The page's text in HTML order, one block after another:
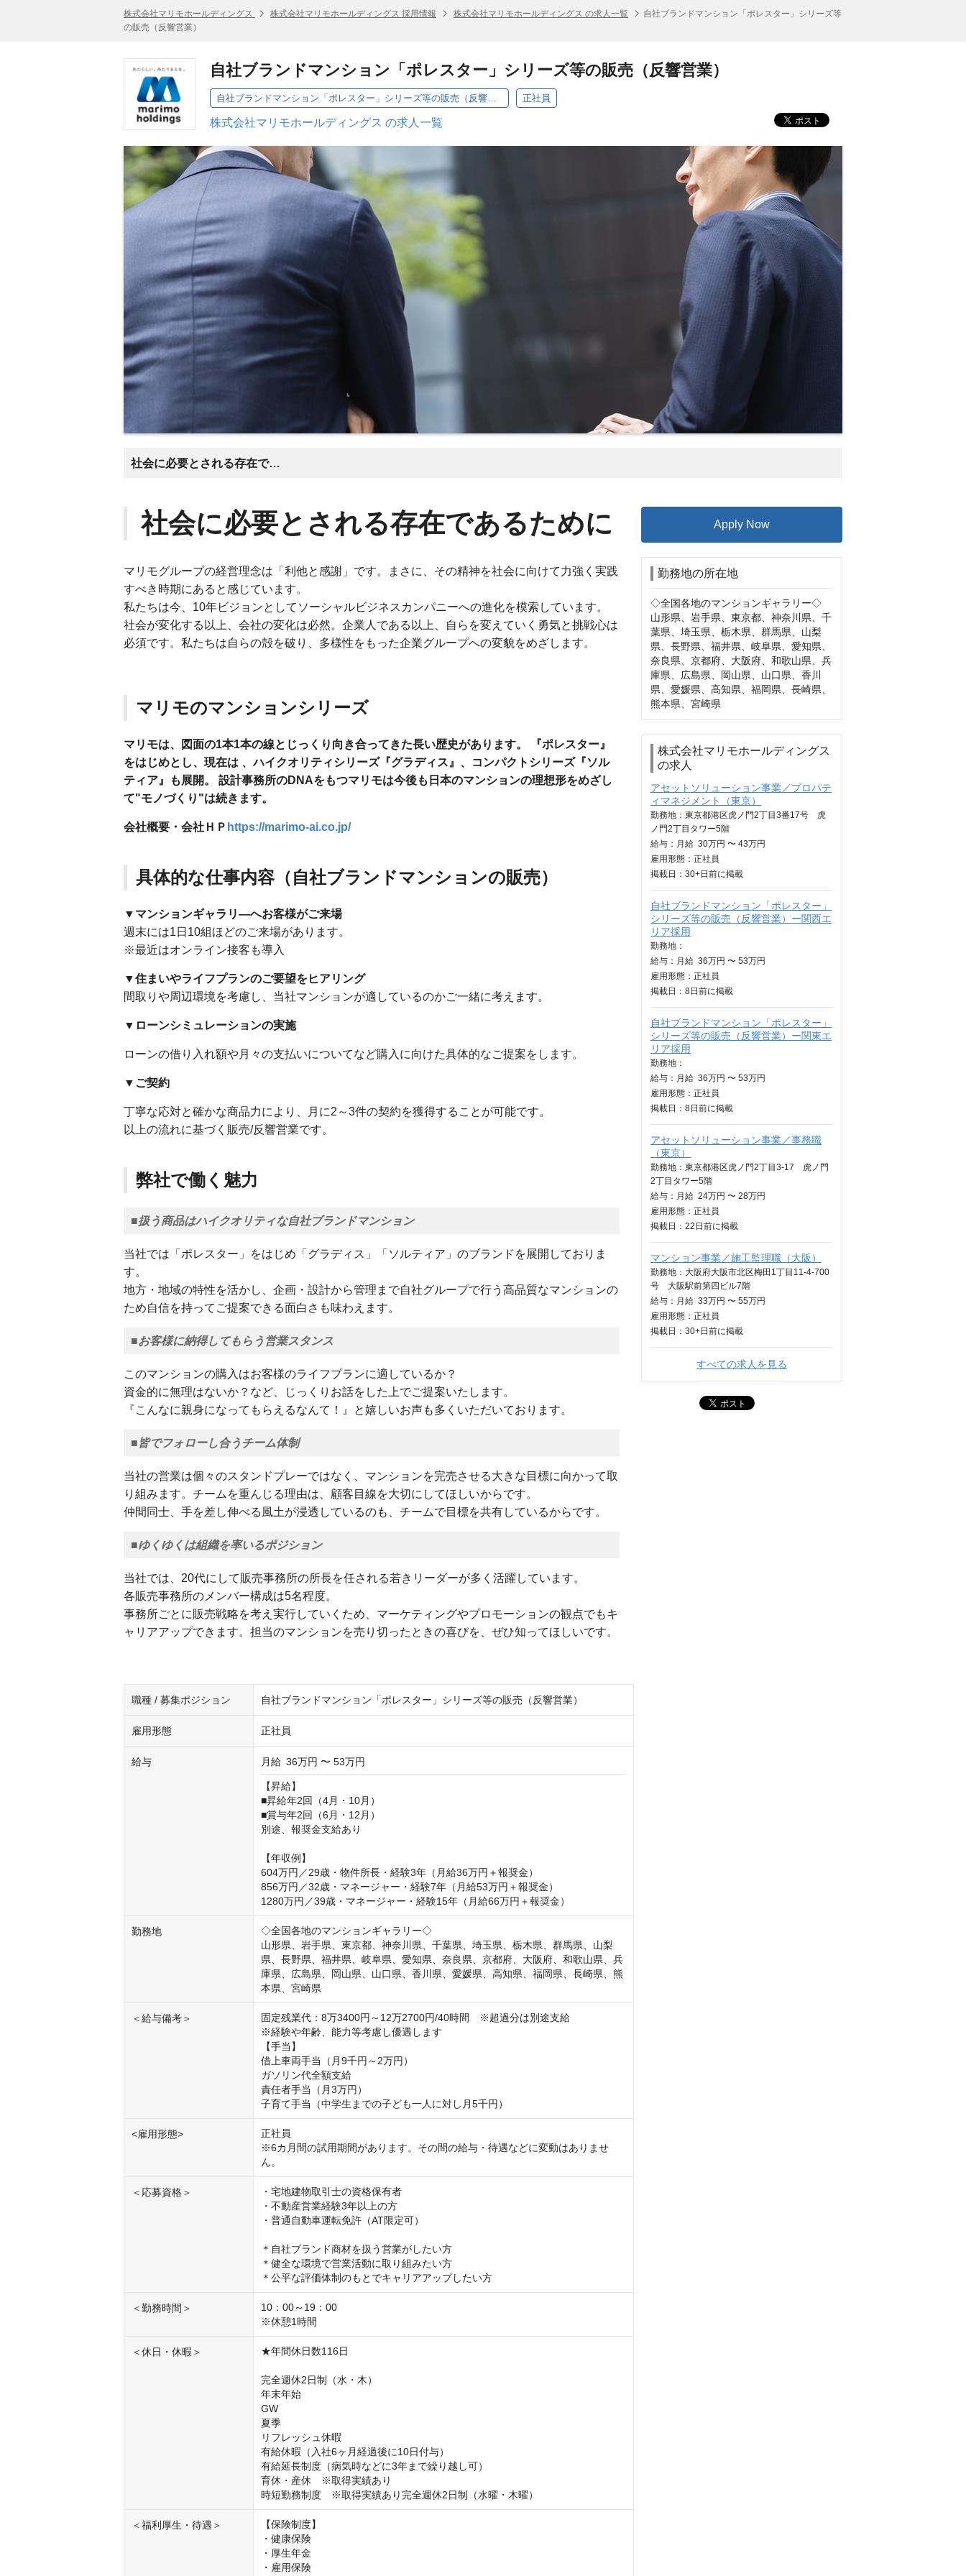
株式会社マリモホールディングス 株式会社マリモホールディングス 採用情報 株式会社マリモホールディングス の求人一覧
自社ブランドマンション「ポレスター」シリーズ等
の販売（反響営業）
自社ブランドマンション「ポレスター」シリーズ等の販売（反響営業）
自社ブランドマンション「ポレスター」シリーズ等の販売（反響営業） 正社員
株式会社マリモホールディングス の求人一覧
社会に必要とされる存在であるために
社会に必要とされる存在であるために
マリモグループの経営理念は「利他と感謝」です。まさに、その精神を社会に向けて力強く実践
すべき時期にあると感じています。
私たちは今、10年ビジョンとしてソーシャルビジネスカンパニーへの進化を模索しています。
社会が変化する以上、会社の変化は必然。企業人である以上、自らを変えていく勇気と挑戦心は
必須です。私たちは自らの殻を破り、多様性をもった企業グループへの変貌をめざします。
マリモのマンションシリーズ
マリモは、図面の1本1本の線とじっくり向き合ってきた長い歴史があります。
『ポレスター』
をはじめとし、現在は 、ハイクオリティシリーズ『グラディス』、コンパクトシリーズ『ソル
ティア』も展開。
設計事務所のDNAをもつマリモは今後も日本のマンションの理想形をめざし
て"モノづくり"は続きます。
会社概要・会社ＨＰ https://marimo-ai.co.jp/
具体的な仕事内容（自社ブランドマンションの販売）
▼マンションギャラリ―へお客様がご来場
週末には1日10組ほどのご来場があります。
※最近はオンライン接客も導入
▼住まいやライフプランのご要望をヒアリング
間取りや周辺環境を考慮し、当社マンションが適しているのかご一緒に考えます。
▼ローンシミュレーションの実施
ローンの借り入れ額や月々の支払いについてなど購入に向けた具体的なご提案をします。
▼ご契約
丁寧な応対と確かな商品力により、月に2～3件の契約を獲得することが可能です。
以上の流れに基づく販売/反響営業です。
弊社で働く魅力
■扱う商品はハイクオリティな自社ブランドマンション
当社では「ポレスター」をはじめ「グラディス」「ソルティア」のブランドを展開しておりま
す。
地方・地域の特性を活かし、企画・設計から管理まで自社グループで行う高品質なマンションの
ため自信を持ってご提案できる面白さも味わえます。
■お客様に納得してもらう営業スタンス
このマンションの購入はお客様のライフプランに適しているか？
資金的に無理はないか？など、じっくりお話をした上でご提案いたします。
『こんなに親身になってもらえるなんて！』と嬉しいお声も多くいただいております。
■皆でフォローし合うチーム体制
当社の営業は個々のスタンドプレーではなく、マンションを完売させる大きな目標に向かって取
り組みます。チームを重んじる理由は、顧客目線を大切にしてほしいからです。
仲間同士、手を差し伸べる風土が浸透しているのも、チームで目標を共有しているからです。
■ゆくゆくは組織を率いるポジション
当社では、20代にして販売事務所の所長を任される若きリーダーが多く活躍しています。
各販売事務所のメンバー構成は5名程度。
事務所ごとに販売戦略を考え実行していくため、マーケティングやプロモーションの観点でもキ
ャリアアップできます。担当のマンションを売り切ったときの喜びを、ぜひ知ってほしいです。
職種 / 募集ポジション 自社ブランドマンション「ポレスター」シリーズ等の販売（反響営業）
雇用形態 正社員
給与 月給 36万円 〜 53万円
【昇給】
■昇給年2回（4月・10月）
■賞与年2回（6月・12月）
別途、報奨金支給あり
【年収例】
604万円／29歳・物件所長・経験3年（月給36万円＋報奨金）
856万円／32歳・マネージャー・経験7年（月給53万円＋報奨金）
1280万円／39歳・マネージャー・経験15年（月給66万円＋報奨金）
勤務地
◇全国各地のマンションギャラリー◇
山形県、岩手県、東京都、神奈川県、千葉県、埼玉県、栃木県、群馬県、山梨
県、長野県、福井県、岐阜県、愛知県、奈良県、京都府、大阪府、和歌山県、兵
庫県、広島県、岡山県、山口県、香川県、愛媛県、高知県、福岡県、長崎県、熊
本県、宮崎県
＜給与備考＞
固定残業代：8万3400円～12万2700円/40時間　※超過分は別途支給
※経験や年齢、能力等考慮し優遇します
【手当】
借上車両手当（月9千円～2万円）
ガソリン代全額支給
責任者手当（月3万円）
子育て手当（中学生までの子ども一人に対し月5千円）
<雇用形態>
正社員
※6カ月間の試用期間があります。その間の給与・待遇などに変動はありませ
ん。
＜応募資格＞
・宅地建物取引士の資格保有者
・不動産営業経験3年以上の方
・普通自動車運転免許（AT限定可）
＊自社ブランド商材を扱う営業がしたい方
＊健全な環境で営業活動に取り組みたい方
＊公平な評価体制のもとでキャリアアップしたい方
＜勤務時間＞
10：00～19：00
※休憩1時間
＜休日・休暇＞ ★年間休日数116日
完全週休2日制（水・木）
年末年始
GW
夏季
リフレッシュ休暇
有給休暇（入社6ヶ月経過後に10日付与）
有給延長制度（病気時などに3年まで繰り越し可）
育休・産休　※取得実績あり
時短勤務制度　※取得実績あり完全週休2日制（水曜・木曜）
＜福利厚生・待遇＞
【保険制度】
・健康保険
・厚生年金
・雇用保険
Apply Now
勤務地の所在地
◇全国各地のマンションギャラリー◇
山形県、岩手県、東京都、神奈川県、千
葉県、埼玉県、栃木県、群馬県、山梨
県、長野県、福井県、岐阜県、愛知県、
奈良県、京都府、大阪府、和歌山県、兵
庫県、広島県、岡山県、山口県、香川
県、愛媛県、高知県、福岡県、長崎県、
熊本県、宮崎県
株式会社マリモホールディングス
の求人
アセットソリューション事業／プロパテ
ィマネジメント（東京）
勤務地：東京都港区虎ノ門2丁目3番17号 虎
ノ門2丁目タワー5階
給与： 月給 30万円 〜 43万円
雇用形態：正社員
掲載日： 30+日 前に掲載
自社ブランドマンション「ポレスター」
シリーズ等の販売（反響営業）ー関西エ
リア採用
勤務地：
給与： 月給 36万円 〜 53万円
雇用形態：正社員
掲載日： 8日 前に掲載
自社ブランドマンション「ポレスター」
シリーズ等の販売（反響営業）ー関東エ
リア採用
勤務地：
給与： 月給 36万円 〜 53万円
雇用形態：正社員
掲載日： 8日 前に掲載
アセットソリューション事業／事務職
（東京）
勤務地：東京都港区虎ノ門2丁目3-17 虎ノ門
2丁目タワー5階
給与： 月給 24万円 〜 28万円
雇用形態：正社員
掲載日： 22日 前に掲載
マンション事業／施工監理職（大阪）
勤務地：大阪府大阪市北区梅田1丁目11-4-700
号 大阪駅前第四ビル7階
給与： 月給 33万円 〜 55万円
雇用形態：正社員
掲載日： 30+日 前に掲載
すべての求人を見る